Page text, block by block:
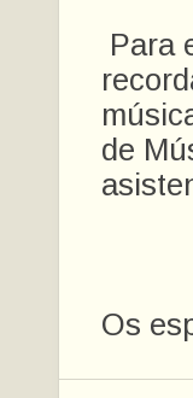
Para
de
Os